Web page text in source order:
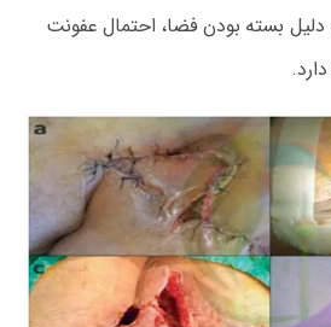
دلیل بسته بودن فضا، احتمال عفونت